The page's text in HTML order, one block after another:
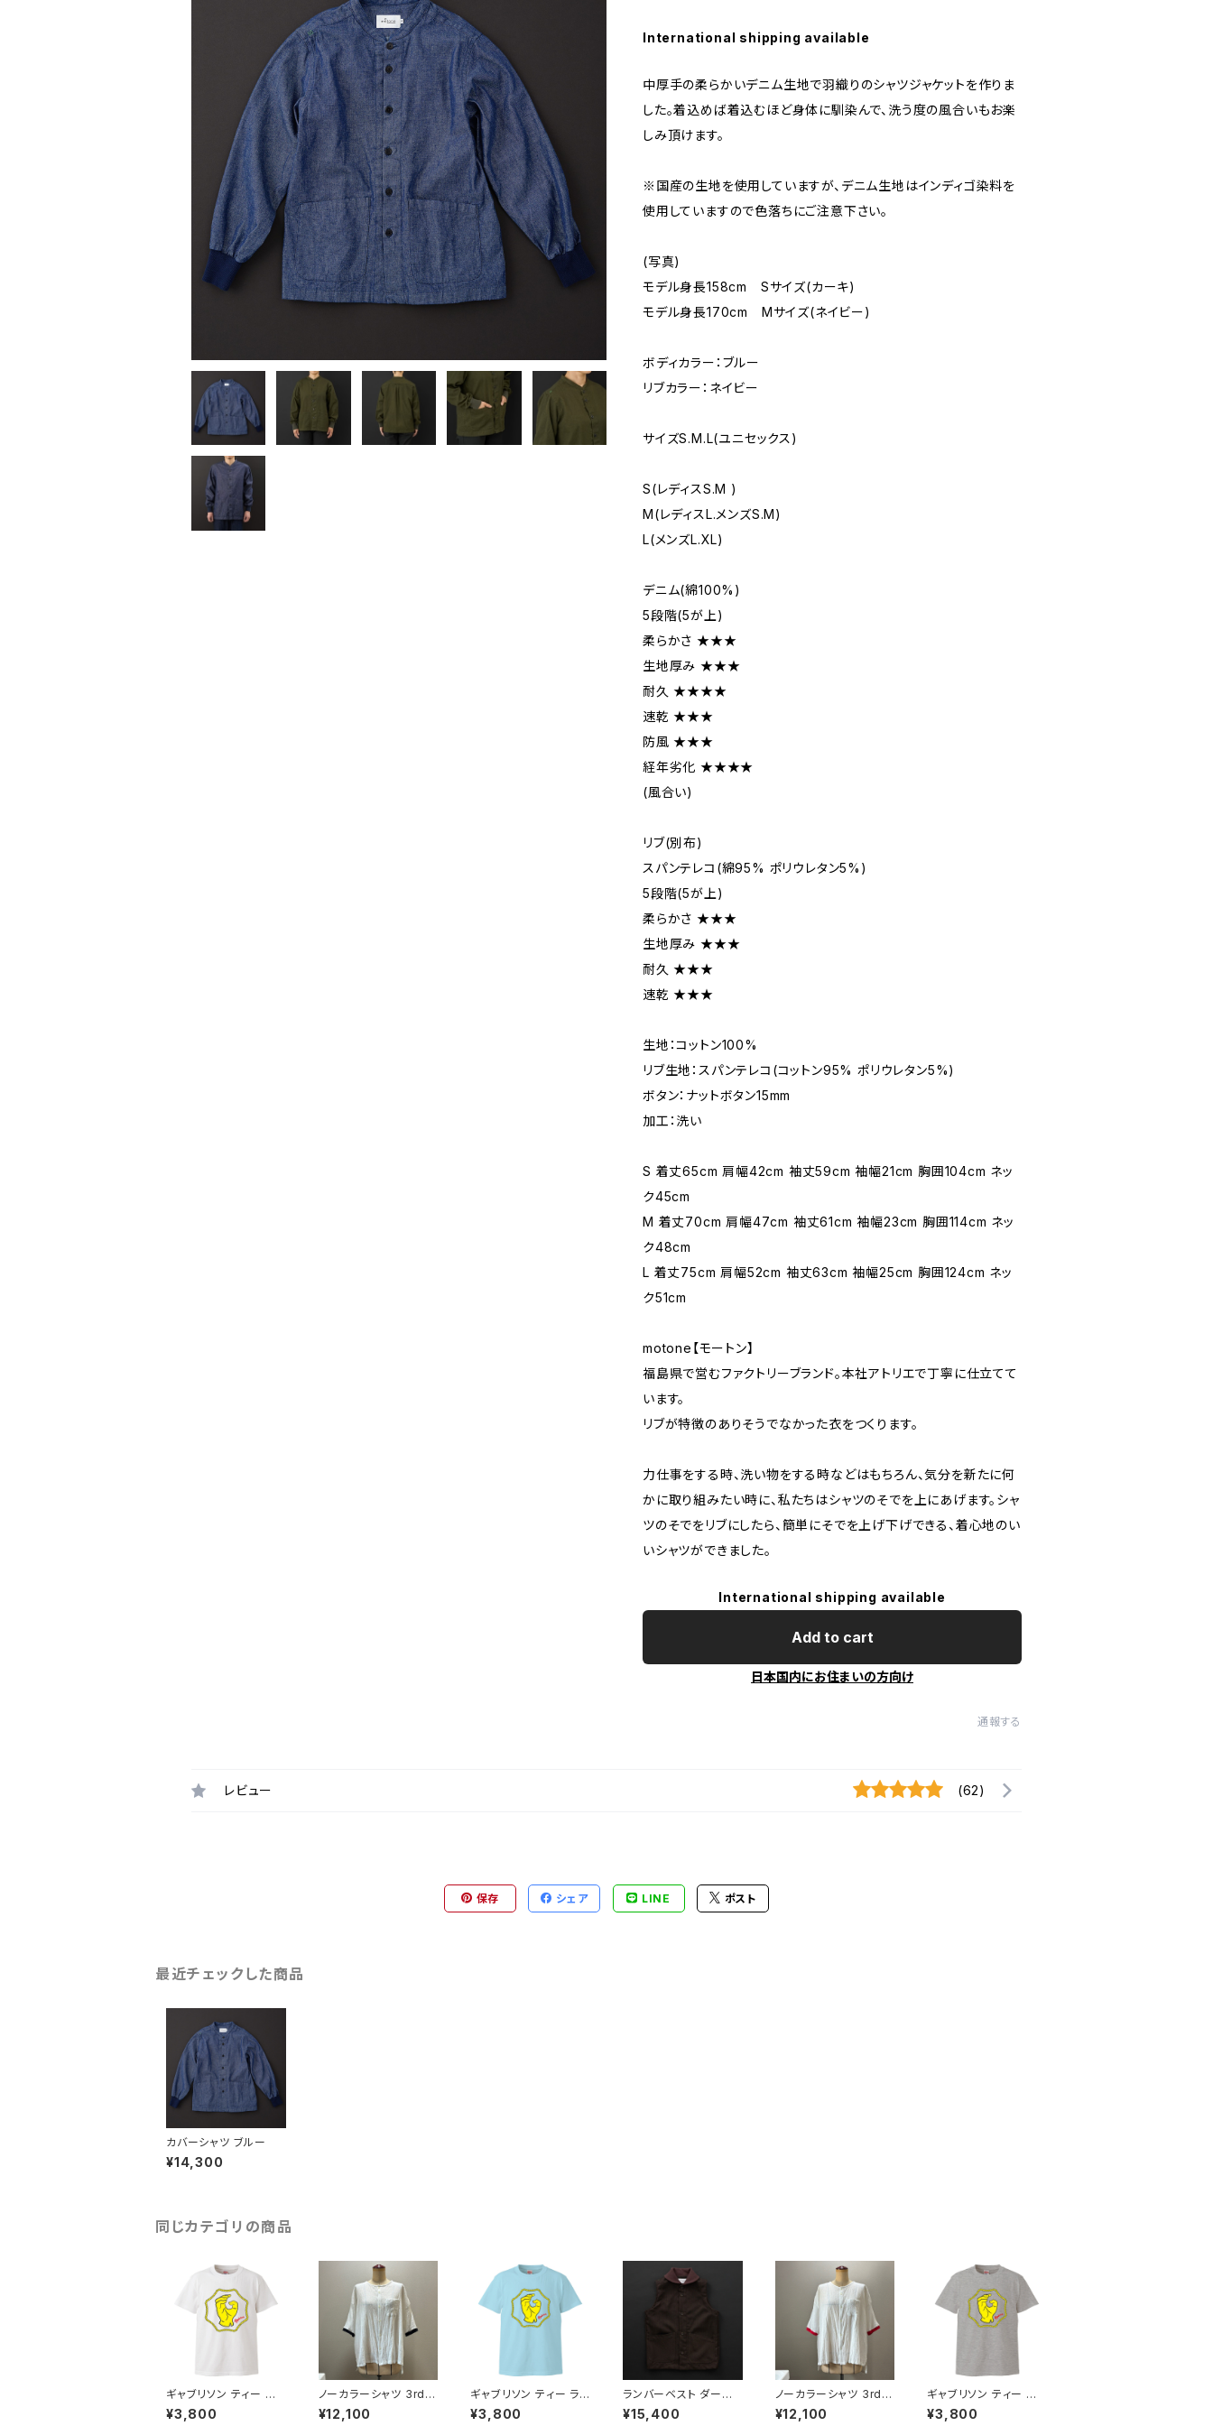
International shipping available
中厚手の柔らかいデニム生地で羽織りのシャツジャケットを作りま
した。着込めば着込むほど身体に馴染んで、洗う度の風合いもお楽
しみ頂けます。
※国産の生地を使用していますが、デニム生地はインディゴ染料を
使用していますので色落ちにご注意下さい。
(写真)
モデル身長158cm Sサイズ(カーキ)
モデル身長170cm Mサイズ(ネイビー)
ボディカラー：ブルー
リブカラー：ネイビー
サイズS.M.L(ユニセックス)
S(レディスS.M )
M(レディスL.メンズS.M)
L(メンズL.XL)
デニム(綿100%)
5段階(5が上)
柔らかさ ★★★
生地厚み ★★★
耐久 ★★★★
速乾 ★★★
防風 ★★★
経年劣化 ★★★★
(風合い)
リブ(別布)
スパンテレコ(綿95% ポリウレタン5%)
5段階(5が上)
柔らかさ ★★★
生地厚み ★★★
耐久 ★★★
速乾 ★★★
生地：コットン100%
リブ生地：スパンテレコ(コットン95% ポリウレタン5%)
ボタン：ナットボタン15mm
加工：洗い
S 着丈65cm 肩幅42cm 袖丈59cm 袖幅21cm 胸囲104cm ネッ
ク45cm
M 着丈70cm 肩幅47cm 袖丈61cm 袖幅23cm 胸囲114cm ネッ
ク48cm
L 着丈75cm 肩幅52cm 袖丈63cm 袖幅25cm 胸囲124cm ネッ
ク51cm
motone【モートン】
福島県で営むファクトリーブランド。本社アトリエで丁寧に仕立てて
います。
リブが特徴のありそうでなかった衣をつくります。
力仕事をする時、洗い物をする時などはもちろん、気分を新たに何
かに取り組みたい時に、私たちはシャツのそでを上にあげます。シャ
ツのそでをリブにしたら、簡単にそでを上げ下げできる、着心地のい
いシャツができました。
International shipping available
Add to cart
日本国内にお住まいの方向け
通報する
レビュー (62)
保存 シェア LINE ポスト
最近チェックした商品
カバーシャツ ブルー
¥14,300
同じカテゴリの商品
ギャブリソン ティー ホ
ワイト
¥3,800
ノーカラーシャツ 3rd
半袖 白×黒
¥12,100
ギャブリソン ティー ライ
トブルー
¥3,800
ランバーベスト ダーク
ブラウン
¥15,400
ノーカラーシャツ 3rd
半袖 白×赤
¥12,100
ギャブリソン ティー グ
レー
¥3,800